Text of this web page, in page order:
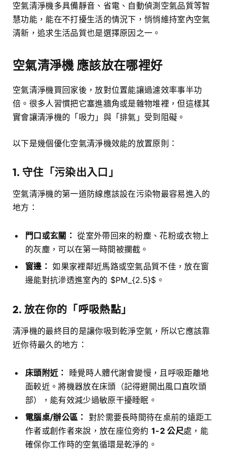
空氣清淨機多具備靜音、省電、自動偵測空氣品質等智
慧功能，能在不打擾生活的情況下，悄悄維持室內空氣
清新，追求生活品質也是選擇原因之一。
空氣清淨機 應該放在哪裡好
空氣清淨機買回家後，放對位置能讓過濾效率事半功
倍。很多人習慣把它塞進牆角或是雜物堆裡，但這樣其
實會讓清淨機的「吸力」與「排氣」受到阻礙。
以下是幾個優化空氣清淨機效能的放置原則：
1. 守住「污染出入口」
空氣清淨機的第一道防線應該設在污染物最容易進入的
地方：
門口或玄關： 從室外帶回來的粉塵、花粉或衣物上
的灰塵，可以在第一時間被攔截。
窗邊： 如果家裡鄰近馬路或空氣品質不佳，放在窗
邊能對抗滲透進室內的 $PM_{2.5}$。
2. 放在你的「呼吸熱點」
清淨機的最終目的是讓你吸到乾淨空氣，所以它應該靠
近你待最久的地方：
床頭附近：
睡覺時人體代謝會變慢，且呼吸距離地
面較近。將機器放在床頭（記得避開出風口直吹頭
部），能有效減少過敏原干擾睡眠。
電腦桌/辦公區： 對於需要長時間待在桌前的遠距工
作者或創作者來說，放在座位旁約1-2 公尺處，能
確保你工作時的空氣循環是乾淨的。